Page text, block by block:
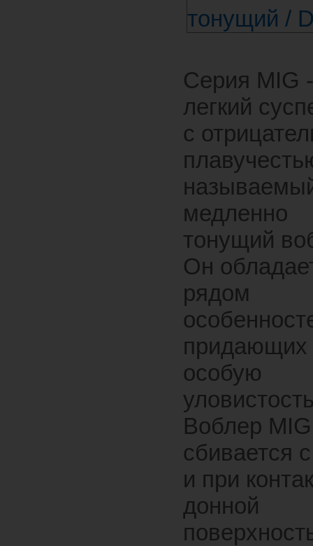
Серия MIG -
легкий
с
медленно
тонущий
Он
рядом
придающих
особую
Воблер
сбивается
и при
донной